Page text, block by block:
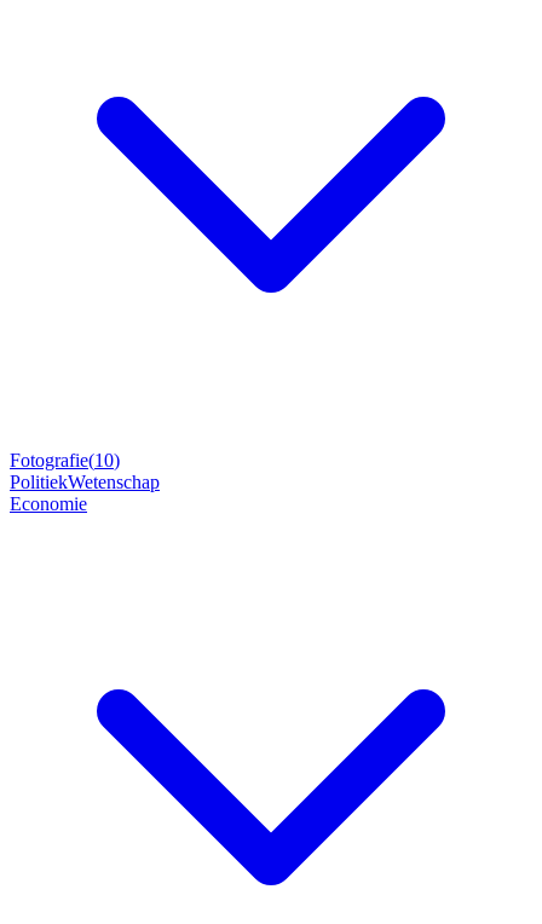
Fotografie(10)
PolitiekWetenschap
Economie